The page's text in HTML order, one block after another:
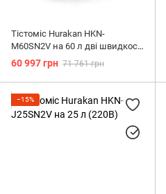
Тістоміс Hurakan HKN-
M60SN2V на 60 л дві швидкості
(220B)
60 997 грн 71 761 грн
−15%